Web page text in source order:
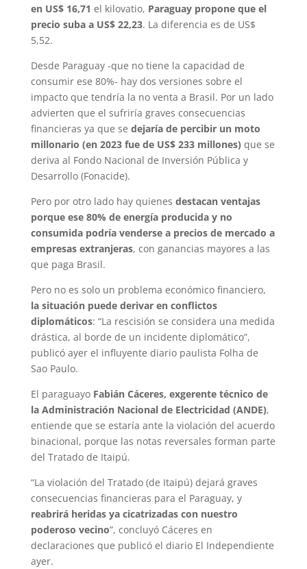
en US$ 16,71 el kilovatio, Paraguay propone que el
precio suba a US$ 22,23. La diferencia es de US$
5,52.
Desde Paraguay -que no tiene la capacidad de
consumir ese 80%- hay dos versiones sobre el
impacto que tendría la no venta a Brasil. Por un lado
advierten que el sufriría graves consecuencias
financieras ya que se dejaría de percibir un moto
millonario (en 2023 fue de US$ 233 millones) que se
deriva al Fondo Nacional de Inversión Pública y
Desarrollo (Fonacide).
Pero por otro lado hay quienes destacan ventajas
porque ese 80% de energía producida y no
consumida podría venderse a precios de mercado a
empresas extranjeras, con ganancias mayores a las
que paga Brasil.
Pero no es solo un problema económico financiero,
la situación puede derivar en conflictos
diplomáticos: “La rescisión se considera una medida
drástica, al borde de un incidente diplomático”,
publicó ayer el influyente diario paulista Folha de
Sao Paulo.
El paraguayo Fabián Cáceres, exgerente técnico de
la Administración Nacional de Electricidad (ANDE),
entiende que se estaría ante la violación del acuerdo
binacional, porque las notas reversales forman parte
del Tratado de Itaipú.
“La violación del Tratado (de Itaipú) dejará graves
consecuencias financieras para el Paraguay, y
reabrirá heridas ya cicatrizadas con nuestro
poderoso vecino”, concluyó Cáceres en
declaraciones que publicó el diario El Independiente
ayer.